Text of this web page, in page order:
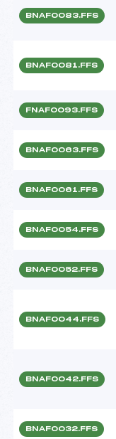
BNAF0083.FFS
BNAF0081.FFS
FNAF0093.FFS
BNAF0063.FFS
BNAF0061.FFS
BNAF0054.FFS
BNAF0052.FFS
BNAF0044.FFS
BNAF0042.FFS
BNAF0032.FFS